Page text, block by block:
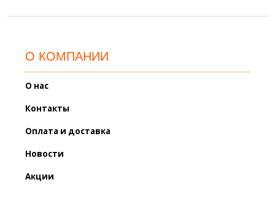
О КОМПАНИИ
О нас
Контакты
Оплата и доставка
Новости
Акции